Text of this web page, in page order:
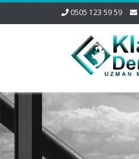
0505 123 59 59